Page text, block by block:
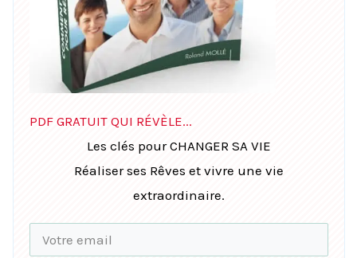
PDF GRATUIT QUI RÉVÈLE...
Les clés pour CHANGER SA VIE
Réaliser ses Rêves et vivre une vie
extraordinaire.